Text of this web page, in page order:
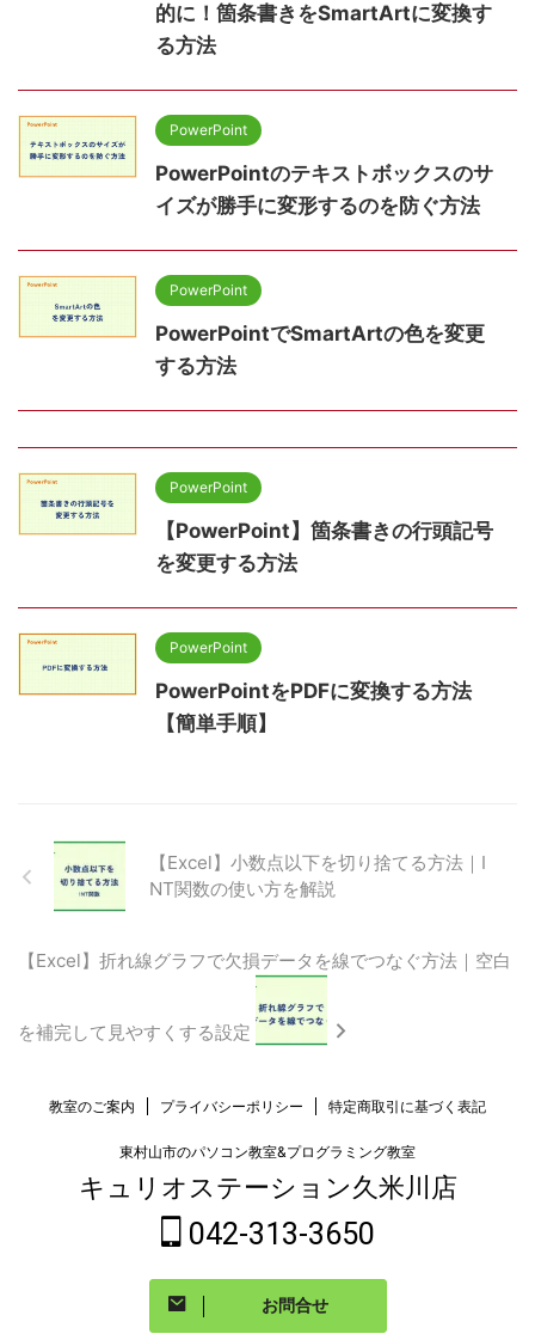
的に！箇条書きをSmartArtに変換す
る方法
PowerPoint
PowerPointのテキストボックスのサ
イズが勝手に変形するのを防ぐ方法
PowerPoint
PowerPointでSmartArtの色を変更
する方法
PowerPoint
【PowerPoint】箇条書きの行頭記号
を変更する方法
PowerPoint
PowerPointをPDFに変換する方法
【簡単手順】
【Excel】小数点以下を切り捨てる方法｜I
NT関数の使い方を解説
【Excel】折れ線グラフで欠損データを線でつなぐ方法｜空白
を補完して見やすくする設定
教室のご案内 プライバシーポリシー 特定商取引に基づく表記
東村山市のパソコン教室&プログラミング教室
キュリオステーション久米川店
042-313-3650
お問合せ